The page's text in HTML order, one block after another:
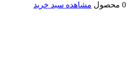
0 محصول
مشاهده سبد خرید